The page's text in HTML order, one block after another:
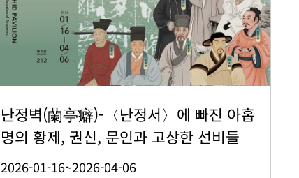
난정벽(蘭亭癖)-〈난정서〉에 빠진 아홉
명의 황제, 권신, 문인과 고상한 선비들
2026-01-16~2026-04-06